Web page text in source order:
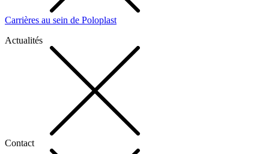
Carrières au sein de Poloplast
Actualités
Contact